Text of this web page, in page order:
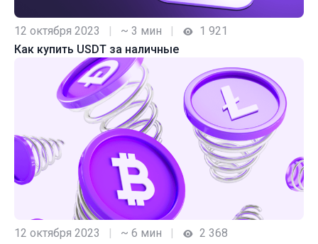
12 октября 2023 ~ 3 мин
1 921
Как купить USDT за наличные
12 октября 2023 ~ 6 мин
2 368